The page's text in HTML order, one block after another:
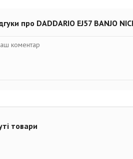
про DADDARIO EJ57 BANJO
товари